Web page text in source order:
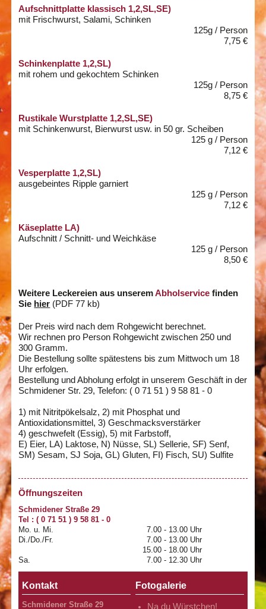
Aufschnittplatte klassisch 1,2,SL,SE)
mit Frischwurst, Salami, Schinken
125g / Person
7,75 €
Schinkenplatte 1,2,SL)
mit rohem und gekochtem Schinken
125g / Person
8,75 €
Rustikale Wurstplatte 1,2,SL,SE)
mit Schinkenwurst, Bierwurst usw. in 50 gr. Scheiben
125 g / Person
7,12 €
Vesperplatte 1,2,SL)
ausgebeintes Ripple garniert
125 g / Person
7,12 €
Käseplatte LA)
Aufschnitt / Schnitt- und Weichkäse
125 g / Person
8,50 €
Weitere Leckereien aus unseremAbholservice finden
Sie hier (PDF 77 kb)
Der Preis wird nach dem Rohgewicht berechnet.
Wir rechnen pro Person Rohgewicht zwischen 250 und
300 Gramm.
Die Bestellung sollte spätestens bis zum Mittwoch um 18
Uhr erfolgen.
Bestellung und Abholung erfolgt in unserem Geschäft in der
Schmidener Str. 29, Telefon: ( 0 71 51 ) 9 58 81 - 0
1) mit Nitritpökelsalz, 2) mit Phosphat und
Antioxidationsmittel, 3) Geschmacksverstärker
4) geschwefelt (Essig), 5) mit Farbstoff,
E) Eier, LA) Laktose, N) Nüsse, SL) Sellerie, SF) Senf,
SM) Sesam, SJ Soja, GL) Gluten, FI) Fisch, SU) Sulfite
Öffnungszeiten
Schmidener Straße 29
Tel : ( 0 71 51 ) 9 58 81 - 0
Mo. u. Mi.
7.00 - 13.00 Uhr
Di./Do./Fr.
7.00 - 13.00 Uhr
15.00 - 18.00 Uhr
Sa.
7.00 - 12.30 Uhr
Kontakt
Schmidener Straße 29
Fotogalerie
Na du Würstchen!